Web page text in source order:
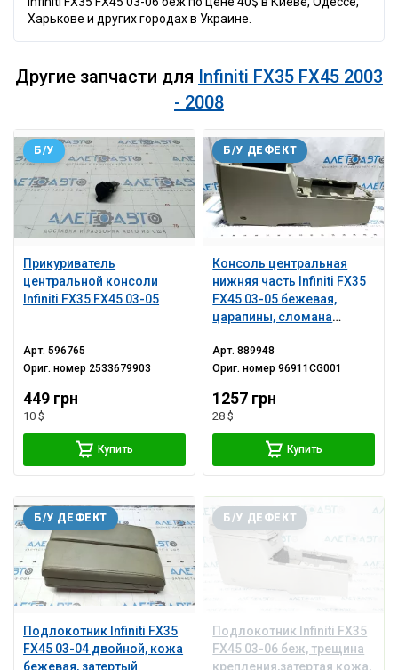
Харькове и других городах в Украине.
Другие запчасти для Infiniti FX35 FX45 2003
- 2008
Прикуриватель
центральной консоли
Infiniti FX35 FX45 03-05
Б/У
Арт.596765
Ориг. номер 2533679903
449 грн
10 $
Купить
Консоль центральная
нижняя часть Infiniti FX35
FX45 03-05 бежевая,
царапины, сломана
корпус
Б/У ДЕФЕКТ
Арт.889948
Ориг. номер96911CG001
1257 грн
28 $
Купить
Подлокотник Infiniti FX35
FX45 03-04 двойной, кожа
бежевая, затертый
Б/У ДЕФЕКТ
Подлокотник Infiniti FX35
FX45 03-06 беж, трещина
крепления,затертая кожа,
Б/У ДЕФЕКТ